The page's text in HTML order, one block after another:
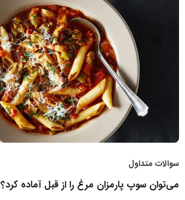
سوالات متداول
می‌توان سوپ پارمزان مرغ را از قبل آماده کرد؟